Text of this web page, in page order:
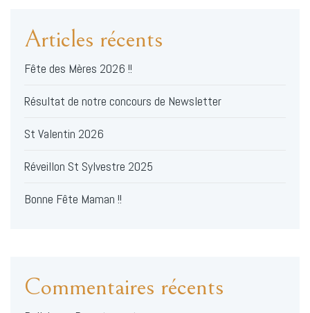
Articles récents
Fête des Mères 2026 !!
Résultat de notre concours de Newsletter
St Valentin 2026
Réveillon St Sylvestre 2025
Bonne Fête Maman !!
Commentaires récents